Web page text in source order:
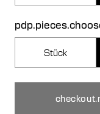
Stück